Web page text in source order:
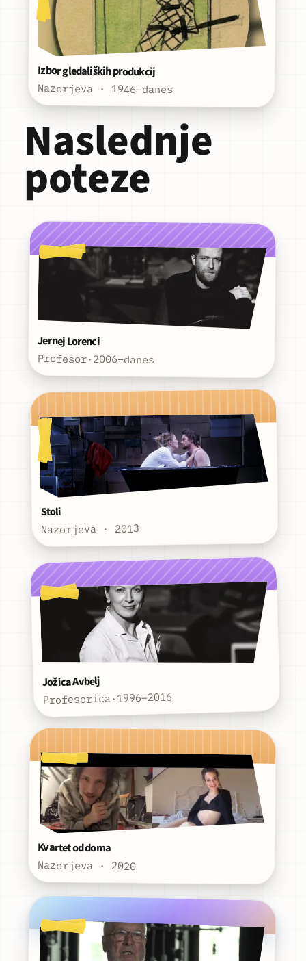
Izbor gledaliških produkcij
Nazorjeva · 1946–danes
Naslednje
poteze
Jernej Lorenci
Profesor·2006–danes
Stoli
Nazorjeva · 2013
Jožica Avbelj
Profesorica·1996–2016
Kvartet od doma
Nazorjeva · 2020